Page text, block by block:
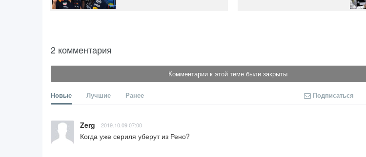
2 комментария
Комментарии к этой теме были закрыты
Новые Лучшие Ранее Подписаться
Zerg 2019.10.09 07:00
Когда уже сериля уберут из Рено?